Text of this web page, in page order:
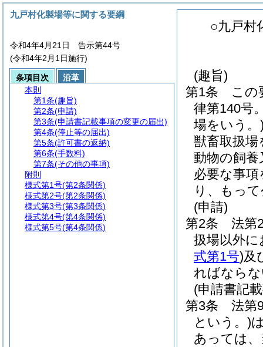
○九戸村
(趣旨)
第1条
この
律第140号
場をいう。
獣畜取扱場
動物の飼養
必要な事
り、もっ
(申請)
第2条
法第
扱場以外
式第1号)及
ればなら
(申請書記
第3条
法第
という。)
あっては
九戸村化製場等に関する要綱
令和4年4月21日 告示第44号
(令和4年2月1日施行)
条項目次
沿革
本則
第1条(趣旨)
第2条(申請)
第3条(申請書記載事項の変更の届出)
第4条(停止等の届出)
第5条(許可書の返納)
第6条(手数料)
第7条(その他の事項)
附則
様式第1号(第2条関係)
様式第2号(第2条関係)
様式第3号(第3条関係)
様式第4号(第4条関係)
様式第5号(第4条関係)